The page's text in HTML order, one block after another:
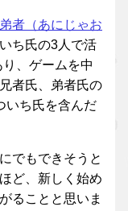
者（あにじゃお
ち氏の3人で活
、ゲームを中
者氏、弟者氏の
いち氏を含んだ
でもできそうと
ど、新しく始め
ることと思いま